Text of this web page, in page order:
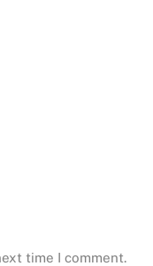
time I comment.